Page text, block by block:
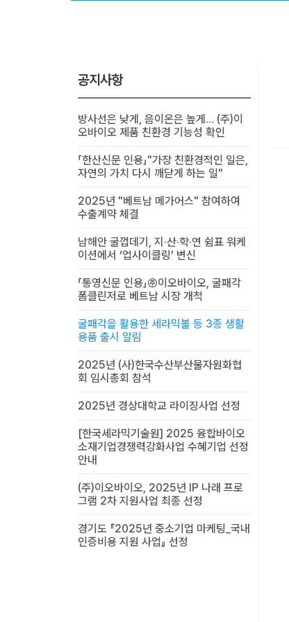
공지사항
방사선은 낮게, 음이온은 높게… (주)이
오바이오 제품 친환경 기능성 확인
「한산신문 인용」"가장 친환경적인 일은,
자연의 가치 다시 깨닫게 하는 일"
2025년 "베트남 메가어스" 참여하여
수출계약 체결
남해안 굴껍데기, 지·산·학·연 쉼표 워케
이션에서 ‘업사이클링’ 변신
「통영신문 인용」㈜이오바이오, 굴패각
폼클린저로 베트남 시장 개척
굴패각을 활용한 세라믹볼 등 3종 생활
용품 출시 알림
2025년 (사)한국수산부산물자원화협
회 임시총회 참석
2025년 경상대학교 라이징사업 선정
[한국세라믹기술원] 2025 융합바이오
소재기업경쟁력강화사업 수혜기업 선정
안내
(주)이오바이오, 2025년 IP 나래 프로
그램 2차 지원사업 최종 선정
경기도 『2025년 중소기업 마케팅_국내
인증비용 지원 사업』 선정